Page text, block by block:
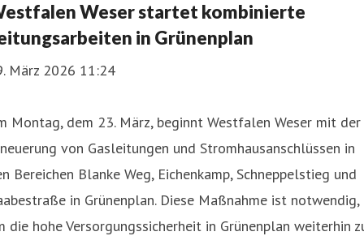
Weser startet kombinierte
in Grünenplan
März 2026 11:24
Montag, dem 23. März, beginnt Westfalen Weser mit der
von Gasleitungen und Stromhausanschlüssen in
Bereichen Blanke Weg, Eichenkamp, Schneppelstieg und
in Grünenplan. Diese Maßnahme ist notwendig,
die hohe Versorgungssicherheit in Grünenplan weiterhin